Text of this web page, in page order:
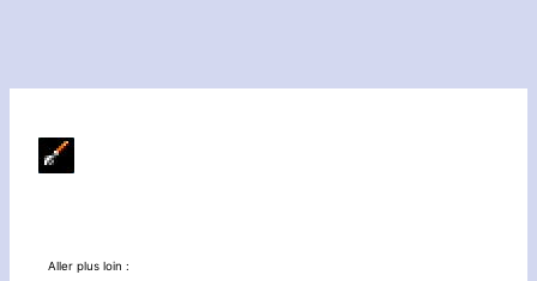
Aller plus loin :